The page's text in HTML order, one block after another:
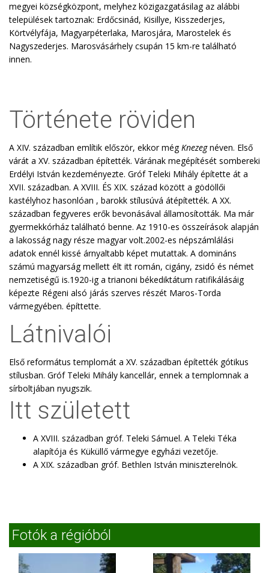
megyei községközpont, melyhez közigazgatásilag az alábbi
települések tartoznak: Erdőcsinád, Kisillye, Kisszederjes,
Körtvélyfája, Magyarpéterlaka, Marosjára, Marostelek és
Nagyszederjes. Marosvásárhely csupán 15 km-re található
innen.
Története röviden
A XIV. században említik először, ekkor mégKnezegnéven. Első
várát a XV. században építették. Várának megépítését sombereki
Erdélyi István kezdeményezte. Gróf Teleki Mihály építette át a
XVII. században. A XVIII. ÉS XIX. század között a gödöllői
kastélyhoz hasonlóan , barokk stílusúvá átépítették. A XX.
században fegyveres erők bevonásával államosították. Ma már
gyermekkórház található benne. Az 1910-es összeírások alapján
a lakosság nagy része magyar volt.2002-es népszámlálási
adatok ennél kissé árnyaltabb képet mutattak. A domináns
számú magyarság mellett élt itt román, cigány, zsidó és német
nemzetiségű is.1920-ig a trianoni békediktátum ratifikálásáig
képezte Régeni alsó járás szerves részét Maros-Torda
vármegyében. építtette.
Látnivalói
Első református templomát a XV. században építették gótikus
stílusban. Gróf Teleki Mihály kancellár, ennek a templomnak a
sírboltjában nyugszik.
Itt született
A XVIII. században gróf. Teleki Sámuel. A Teleki Téka
alapítója és Küküllő vármegye egyházi vezetője.
A XIX. században gróf. Bethlen István miniszterelnök.
Fotók a régióból